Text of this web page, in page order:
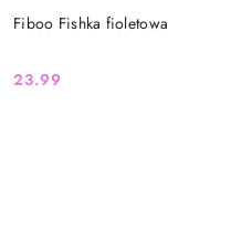
Fiboo Fishka fioletowa
Cena:
23.99